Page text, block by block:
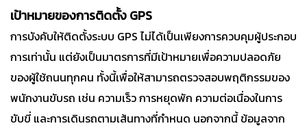
เป้าหมายของการติดตั้ง GPS
การบังคับให้ติดตั้งระบบ GPS ไม่ได้เป็นเพียงการควบคุมผู้ประกอบ
การเท่านั้น แต่ยังเป็นมาตรการที่มีเป้าหมายเพื่อความปลอดภัย
ของผู้ใช้ถนนทุกคน ทั้งนี้เพื่อให้สามารถตรวจสอบพฤติกรรมของ
พนักงานขับรถ เช่น ความเร็ว การหยุดพัก ความต่อเนื่องในการ
ขับขี่ และการเดินรถตามเส้นทางที่กำหนด นอกจากนี้ ข้อมูลจาก